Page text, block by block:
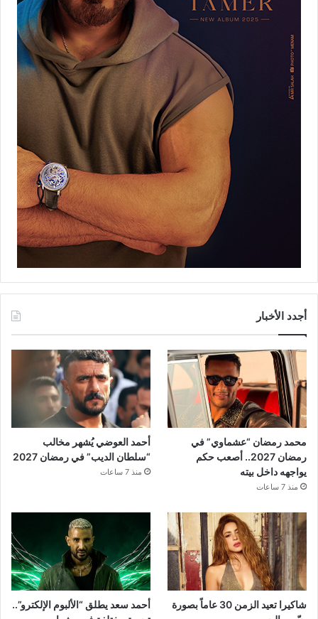
أجدد الأخبار
محمد رمضان “عشماوي” في
رمضان 2027.. أصعب حكم
يواجهه داخل بيته
منذ 7 ساعات
أحمد العوضي يُشهر مخالب
“سلطان الديب” في رمضان 2027
منذ 7 ساعات
شاكيرا تعيد الزمن 30 عاماً بصورة
أحمد سعد يطلق “الألبوم الإلكترو”..